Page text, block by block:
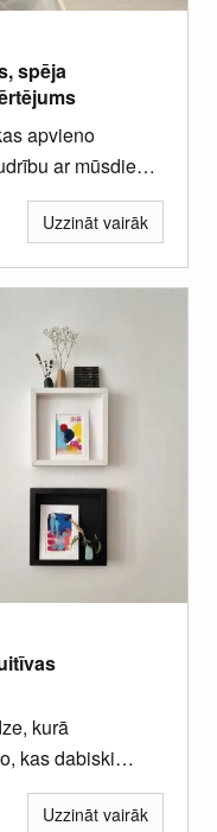
spēja
apvieno
ar mūsdienu
atziņām,
Uzzināt vairāk
kurā
kas dabiski
Uzzināt vairāk